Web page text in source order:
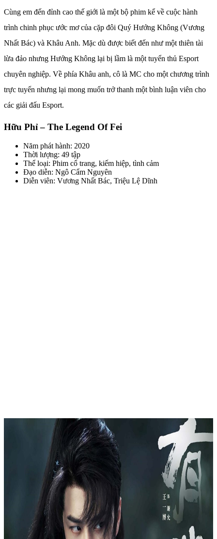
Cùng em đến đỉnh cao thế giới là một bộ phim kể về cuộc hành
trình chinh phục ước mơ của cặp đôi Quý Hướng Không (Vương
Nhất Bác) và Khâu Anh. Mặc dù được biết đến như một thiên tài
lừa đảo nhưng Hướng Không lại bị lầm là một tuyển thủ Esport
chuyên nghiệp. Về phía Khâu anh, cô là MC cho một chương trình
trực tuyến nhưng lại mong muốn trở thanh một bình luận viên cho
các giải đấu Esport.
Hữu Phỉ – The Legend Of Fei
Năm phát hành: 2020
Thời lượng: 49 tập
Thể loại: Phim cổ trang, kiếm hiệp, tình cảm
Đạo diễn: Ngô Cẩm Nguyên
Diễn viên: Vương Nhất Bác, Triệu Lệ Dĩnh